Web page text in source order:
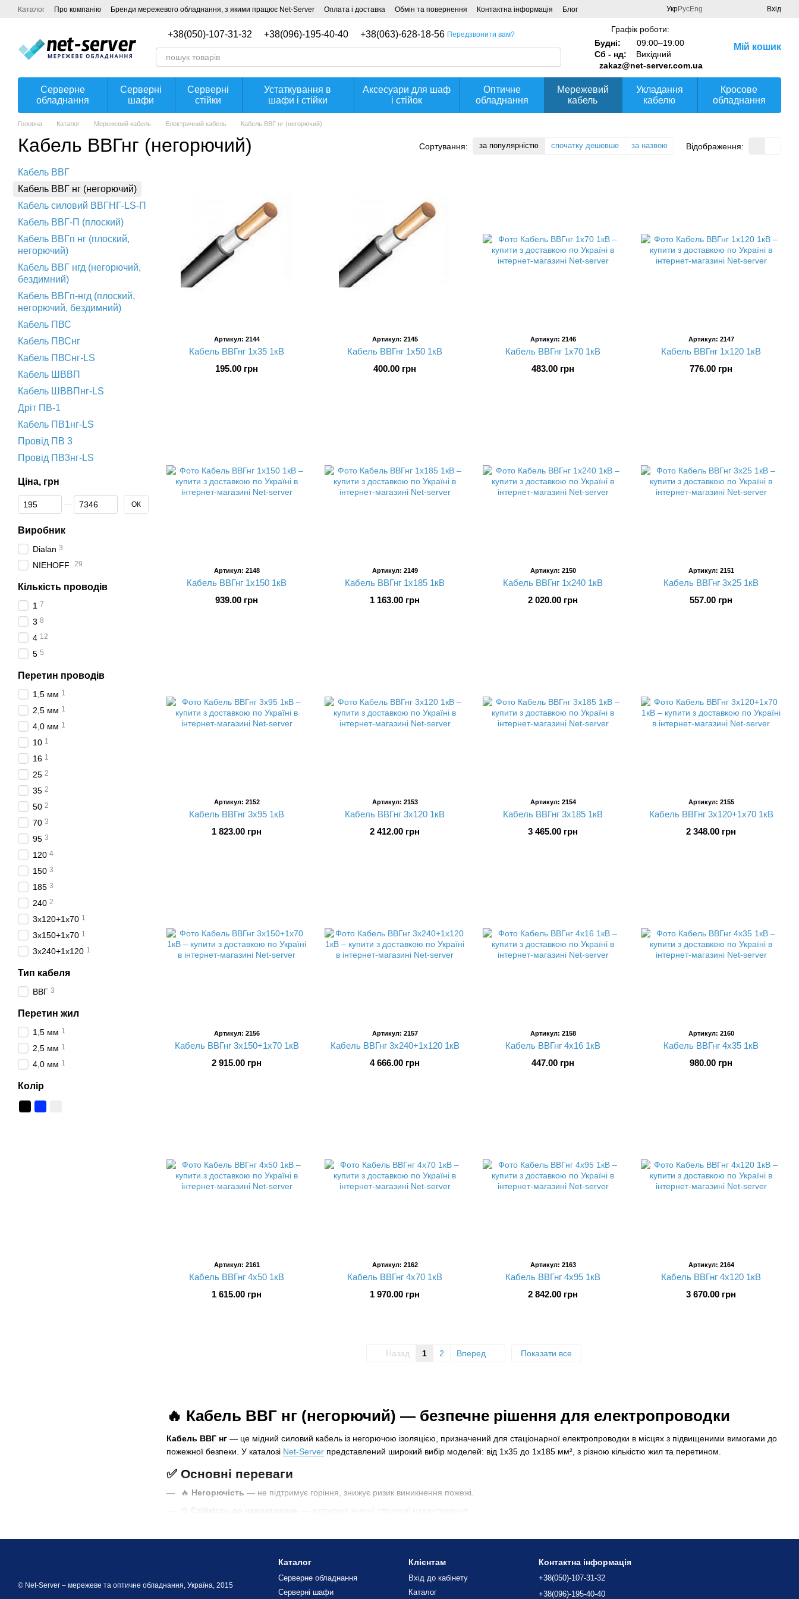
Перейти до основного контенту
Каталог Про компанію Бренди мережевого обладнання, з якими працює Net-Server Оплата і доставка Обмін та повернення Контактна інформація
Блог
УкрРусEng Вхід
+38(050)-107-31-32 +38(096)-195-40-40 +38(063)-628-18-56 Передзвонити вам?
Графік роботи:
Будні:
09:00–19:00
Сб - нд:
Вихідний
zakaz@net-server.com.ua
Мій кошик
Серверне
обладнання
Серверні
шафи
Серверні
стійки
Устаткування в
шафи і стійки
Аксесуари для шаф
і стійок
Оптичне
обладнання
Мережевий
кабель
Укладання
кабелю
Кросове
обладнання
Головна Каталог Мережевий кабель Електричний кабель Кабель ВВГ нг (негорючий)
Кабель ВВГнг (негорючий) Сортування: за популярністю спочатку дешевше за назвою Відображення:
🔥 Кабель ВВГ нг (негорючий) — безпечне рішення для електропроводки
Кабель ВВГ нг — це мідний силовий кабель із негорючою ізоляцією, призначений для стаціонарної електропроводки в місцях з підвищеними вимогами до
пожежної безпеки. У каталозі Net-Server представлений широкий вибір моделей: від 1x35 до 1x185 мм², з різною кількістю жил та перетином.
✅ Основні переваги
🔥 Негорючість — не підтримує горіння, знижує ризик виникнення пожежі.
📌 Де застосовується?
Кабель ВВГ нг використовують у приміщеннях, де важлива вогнестійкість електропроводки:
Артикул: 2144
Кабель ВВГнг 1х35 1кВ
195.00 грн
Артикул: 2145
Кабель ВВГнг 1х50 1кВ
400.00 грн
Артикул: 2146
Кабель ВВГнг 1х70 1кВ
483.00 грн
Артикул: 2147
Кабель ВВГнг 1х120 1кВ
776.00 грн
Артикул: 2148
Кабель ВВГнг 1х150 1кВ
939.00 грн
Артикул: 2149
Кабель ВВГнг 1х185 1кВ
1 163.00 грн
Артикул: 2150
Кабель ВВГнг 1х240 1кВ
2 020.00 грн
Артикул: 2151
Кабель ВВГнг 3х25 1кВ
557.00 грн
Артикул: 2152
Кабель ВВГнг 3х95 1кВ
1 823.00 грн
Артикул: 2153
Кабель ВВГнг 3х120 1кВ
2 412.00 грн
Артикул: 2154
Кабель ВВГнг 3х185 1кВ
3 465.00 грн
Артикул: 2155
Кабель ВВГнг 3х120+1х70 1кВ
2 348.00 грн
Артикул: 2156
Кабель ВВГнг 3х150+1х70 1кВ
2 915.00 грн
Артикул: 2157
Кабель ВВГнг 3х240+1х120 1кВ
4 666.00 грн
Артикул: 2158
Кабель ВВГнг 4х16 1кВ
447.00 грн
Артикул: 2160
Кабель ВВГнг 4х35 1кВ
980.00 грн
Артикул: 2161
Кабель ВВГнг 4х50 1кВ
1 615.00 грн
Артикул: 2162
Кабель ВВГнг 4х70 1кВ
1 970.00 грн
Артикул: 2163
Кабель ВВГнг 4х95 1кВ
2 842.00 грн
Артикул: 2164
Кабель ВВГнг 4х120 1кВ
3 670.00 грн
Назад 1 2 Вперед Показати все
Кабель ВВГ
Кабель ВВГ нг (негорючий)
Кабель силовий ВВГНГ-LS-П
Кабель ВВГ-П (плоский)
Кабель ВВГп нг (плоский,
негорючий)
Кабель ВВГ нгд (негорючий,
бездимний)
Кабель ВВГп-нгд (плоский,
негорючий, бездимний)
Кабель ПВС
Кабель ПВСнг
Кабель ПВСнг-LS
Кабель ШВВП
Кабель ШВВПнг-LS
Дріт ПВ-1
Кабель ПВ1нг-LS
Провід ПВ 3
Провід ПВ3нг-LS
Ціна, грн
Від Ціна, грн
До Ціна, грн ОК
Виробник
Dialan 3
NIEHOFF 29
Кількість проводів
1 7
3 8
4 12
5 5
Перетин проводів
1,5 мм 1
2,5 мм 1
4,0 мм 1
10 1
16 1
25 2
35 2
50 2
70 3
95 3
120 4
150 3
185 3
240 2
3х120+1х70 1
3х150+1х70 1
3х240+1х120 1
Тип кабеля
ВВГ 3
Перетин жил
1,5 мм 1
2,5 мм 1
4,0 мм 1
Колір
© Net-Server – мережеве та оптичне обладнання, Україна, 2015
Каталог
Серверне обладнання
Серверні шафи
Клієнтам
Вхід до кабінету
Каталог
Контактна інформація
+38(050)-107-31-32
+38(096)-195-40-40